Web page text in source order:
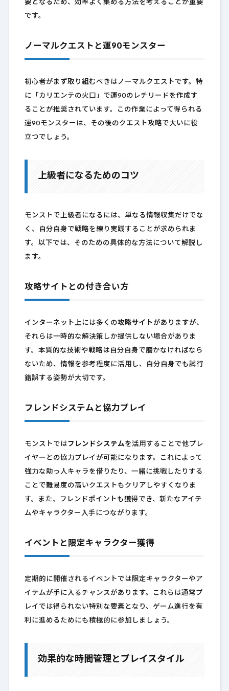
要となるため、効率よく集める方法を考えることが重要
です。
ノーマルクエストと運90モンスター
初心者がまず取り組むべきはノーマルクエストです。特
に「カリエンテの火口」で運90のレチリードを作成す
ることが推奨されています。この作業によって得られる
運90モンスターは、その後のクエスト攻略で大いに役
立つでしょう。
上級者になるためのコツ
モンストで上級者になるには、単なる情報収集だけでな
く、自分自身で戦略を練り実践することが求められま
す。以下では、そのための具体的な方法について解説し
ます。
攻略サイトとの付き合い方
インターネット上には多くの攻略サイト がありますが、
それらは一時的な解決策しか提供しない場合がありま
す。本質的な技術や戦略は自分自身で磨かなければなら
ないため、情報を参考程度に活用し、自分自身でも試行
錯誤する姿勢が大切です。
フレンドシステムと協力プレイ
モンストではフレンドシステムを活用することで他プレ
イヤーとの協力プレイが可能になります。これによって
強力な助っ人キャラを借りたり、一緒に挑戦したりする
ことで難易度の高いクエストもクリアしやすくなりま
す。また、フレンドポイントも獲得でき、新たなアイテ
ムやキャラクター入手につながります。
イベントと限定キャラクター獲得
定期的に開催されるイベントでは限定キャラクターやア
イテムが手に入るチャンスがあります。これらは通常プ
レイでは得られない特別な要素となり、ゲーム進行を有
利に進めるためにも積極的に参加しましょう。
効果的な時間管理とプレイスタイル